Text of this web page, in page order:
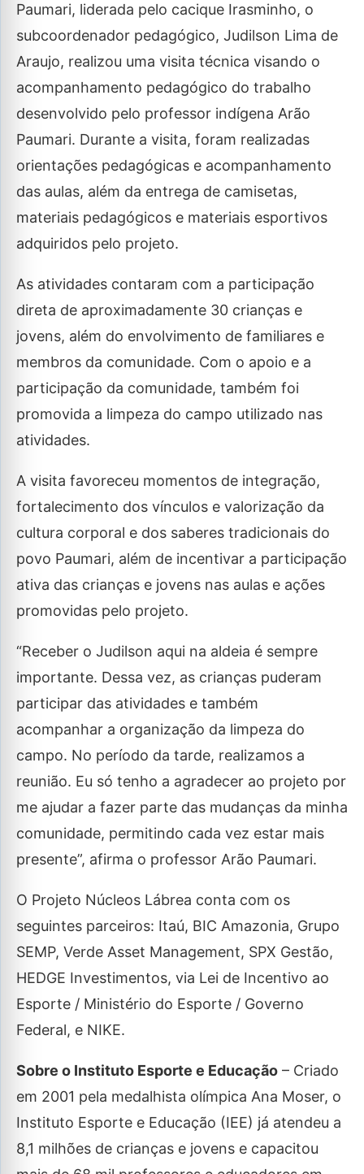
Paumari, liderada pelo cacique Irasminho, o
subcoordenador pedagógico, Judilson Lima de
Araujo, realizou uma visita técnica visando o
acompanhamento pedagógico do trabalho
desenvolvido pelo professor indígena Arão
Paumari. Durante a visita, foram realizadas
orientações pedagógicas e acompanhamento
das aulas, além da entrega de camisetas,
materiais pedagógicos e materiais esportivos
adquiridos pelo projeto.
As atividades contaram com a participação
direta de aproximadamente 30 crianças e
jovens, além do envolvimento de familiares e
membros da comunidade. Com o apoio e a
participação da comunidade, também foi
promovida a limpeza do campo utilizado nas
atividades.
A visita favoreceu momentos de integração,
fortalecimento dos vínculos e valorização da
cultura corporal e dos saberes tradicionais do
povo Paumari, além de incentivar a participação
ativa das crianças e jovens nas aulas e ações
promovidas pelo projeto.
“Receber o Judilson aqui na aldeia é sempre
importante. Dessa vez, as crianças puderam
participar das atividades e também
acompanhar a organização da limpeza do
campo. No período da tarde, realizamos a
reunião. Eu só tenho a agradecer ao projeto por
me ajudar a fazer parte das mudanças da minha
comunidade, permitindo cada vez estar mais
presente”, afirma o professor Arão Paumari.
O Projeto Núcleos Lábrea conta com os
seguintes parceiros: Itaú, BIC Amazonia, Grupo
SEMP, Verde Asset Management, SPX Gestão,
HEDGE Investimentos, via Lei de Incentivo ao
Esporte / Ministério do Esporte / Governo
Federal, e NIKE.
Sobre o Instituto Esporte e Educação – Criado
em 2001 pela medalhista olímpica Ana Moser, o
Instituto Esporte e Educação (IEE) já atendeu a
8,1 milhões de crianças e jovens e capacitou